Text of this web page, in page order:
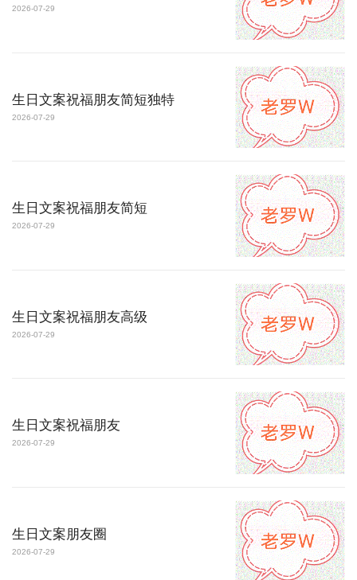
2026-07-29
生日文案祝福朋友简短独特
2026-07-29
生日文案祝福朋友简短
2026-07-29
生日文案祝福朋友高级
2026-07-29
生日文案祝福朋友
2026-07-29
生日文案朋友圈
2026-07-29